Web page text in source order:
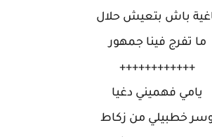
باش بتعيش حلال
ما تفرج فينا جمهور
++++++++++++
يامي فهميني دغيا
خطبيلي من زكاط